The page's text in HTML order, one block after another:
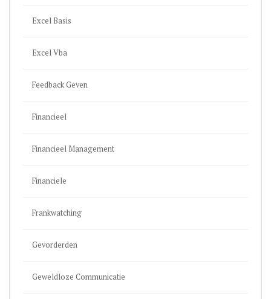
Excel Basis
Excel Vba
Feedback Geven
Financieel
Financieel Management
Financiele
Frankwatching
Gevorderden
Geweldloze Communicatie